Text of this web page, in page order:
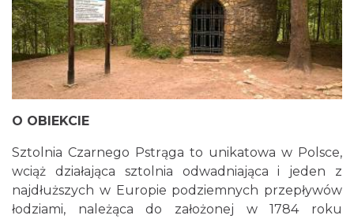
O OBIEKCIE
Sztolnia Czarnego Pstrąga to unikatowa w Polsce,
wciąż działająca sztolnia odwadniająca i jeden z
najdłuższych w Europie podziemnych przepływów
łodziami, należąca do założonej w 1784 roku